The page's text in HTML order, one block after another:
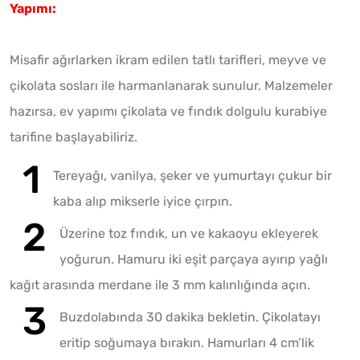
Yapımı:
Misafir ağırlarken ikram edilen tatlı tarifleri, meyve ve
çikolata sosları ile harmanlanarak sunulur. Malzemeler
hazırsa, ev yapımı çikolata ve fındık dolgulu kurabiye
tarifine başlayabiliriz.
Tereyağı, vanilya, şeker ve yumurtayı çukur bir
kaba alıp mikserle iyice çırpın.
Üzerine toz fındık, un ve kakaoyu ekleyerek
yoğurun. Hamuru iki eşit parçaya ayırıp yağlı
kağıt arasında merdane ile 3 mm kalınlığında açın.
Buzdolabında 30 dakika bekletin. Çikolatayı
eritip soğumaya bırakın. Hamurları 4 cm’lik